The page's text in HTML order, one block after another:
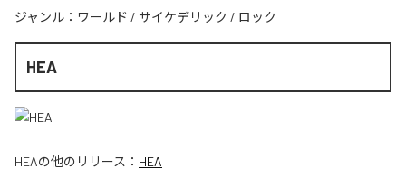
ジャンル： ワールド / サイケデリック / ロック
HEA
HEAの他のリリース： HEA